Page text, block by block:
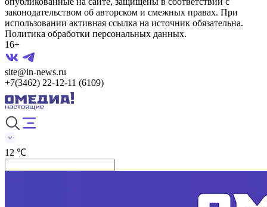
законодательством об авторском и смежных правах. При
использовании активная ссылка на источник обязательна.
Политика обработки персональных данных.
16+
site@in-news.ru
+7(3462) 22-12-11 (6109)
12 ℃